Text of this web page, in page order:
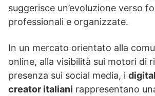
suggerisce un’evoluzione verso
professionali e organizzate.
In un mercato orientato alla
online, alla visibilità sui motori di
presenza sui social media, i
creator italiani rappresentano